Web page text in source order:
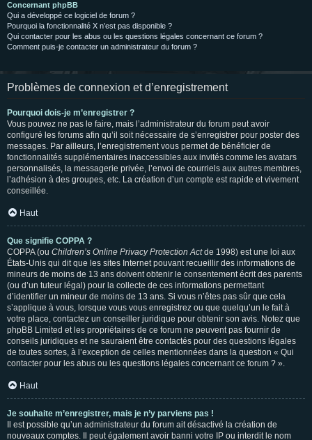
Concernant phpBB
Qui a développé ce logiciel de forum ?
Pourquoi la fonctionnalité X n’est pas disponible ?
Qui contacter pour les abus ou les questions légales concernant ce forum ?
Comment puis-je contacter un administrateur du forum ?
Problèmes de connexion et d’enregistrement
Pourquoi dois-je m’enregistrer ?
Vous pouvez ne pas le faire, mais l’administrateur du forum peut avoir
configuré les forums afin qu’il soit nécessaire de s’enregistrer pour poster des
messages. Par ailleurs, l’enregistrement vous permet de bénéficier de
fonctionnalités supplémentaires inaccessibles aux invités comme les avatars
personnalisés, la messagerie privée, l’envoi de courriels aux autres membres,
l’adhésion à des groupes, etc. La création d’un compte est rapide et vivement
conseillée.
Haut
Que signifie COPPA ?
COPPA (ou Children’s Online Privacy Protection Actde 1998) est une loi aux
États-Unis qui dit que les sites Internet pouvant recueillir des informations de
mineurs de moins de 13 ans doivent obtenir le consentement écrit des parents
(ou d’un tuteur légal) pour la collecte de ces informations permettant
d’identifier un mineur de moins de 13 ans. Si vous n’êtes pas sûr que cela
s’applique à vous, lorsque vous vous enregistrez ou que quelqu’un le fait à
votre place, contactez un conseiller juridique pour obtenir son avis. Notez que
phpBB Limited et les propriétaires de ce forum ne peuvent pas fournir de
conseils juridiques et ne sauraient être contactés pour des questions légales
de toutes sortes, à l’exception de celles mentionnées dans la question « Qui
contacter pour les abus ou les questions légales concernant ce forum ? ».
Haut
Je souhaite m’enregistrer, mais je n’y parviens pas !
Il est possible qu’un administrateur du forum ait désactivé la création de
nouveaux comptes. Il peut également avoir banni votre IP ou interdit le nom